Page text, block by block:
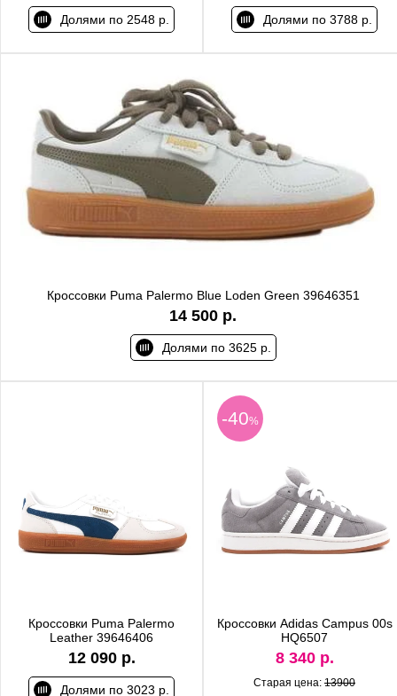
Долями по 2548 р. Долями по 3788 р.
Кроссовки Puma Palermo Blue Loden Green 39646351
14 500 р.
Долями по 3625 р.
Кроссовки Puma Palermo
Leather 39646406
12 090 р.
Долями по 3023 р.
-40%
Кроссовки Adidas Campus 00s
HQ6507
8 340 р.
Старая цена: 13900